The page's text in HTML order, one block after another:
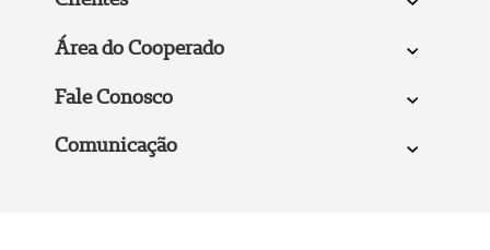
Área do Cooperado
Fale Conosco
Comunicação